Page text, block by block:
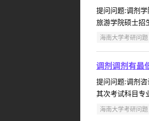
提问问题:调剂
旅游学院硕士招
海南大学考研问题
调剂调剂有最
提问问题:调剂
其次考试科目专
海南大学考研问题